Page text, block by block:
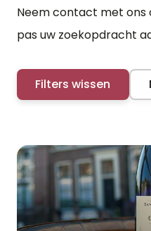
Neem contact met ons
pas uw zoekopdracht
Filters wissen